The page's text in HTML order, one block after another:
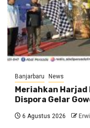
Banjarbaru News
Meriahkan Harjad
Dispora Gelar
6 Agustus 2026